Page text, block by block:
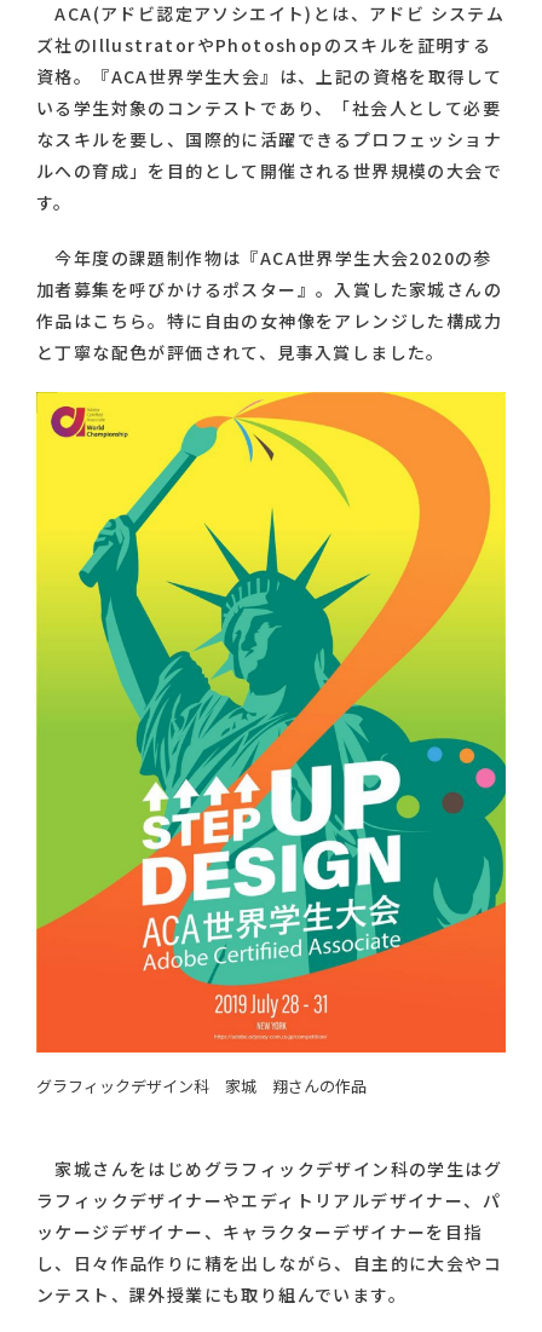
ACA(アドビ認定アソシエイト)とは、アドビ システム
ズ社のIllustratorやPhotoshopのスキルを証明する
資格。『ACA世界学生大会』は、上記の資格を取得して
いる学生対象のコンテストであり、「社会人として必要
なスキルを要し、国際的に活躍できるプロフェッショナ
ルへの育成」を目的として開催される世界規模の大会で
す。
今年度の課題制作物は『ACA世界学生大会2020の参
加者募集を呼びかけるポスター』。入賞した家城さんの
作品はこちら。特に自由の女神像をアレンジした構成力
と丁寧な配色が評価されて、見事入賞しました。
グラフィックデザイン科 家城 翔さんの作品
家城さんをはじめグラフィックデザイン科の学生はグ
ラフィックデザイナーやエディトリアルデザイナー、パ
ッケージデザイナー、キャラクターデザイナーを目指
し、日々作品作りに精を出しながら、自主的に大会やコ
ンテスト、課外授業にも取り組んでいます。